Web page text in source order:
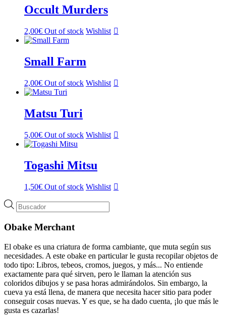
Occult Murders
2,00€ Out of stock Wishlist
Small Farm
2,00€ Out of stock Wishlist
Matsu Turi
5,00€ Out of stock Wishlist
Togashi Mitsu
1,50€ Out of stock Wishlist
Búsqueda
de
Obake Merchant
El obake es una criatura de forma cambiante, que muta según sus
necesidades. A este obake en particular le gusta recopilar objetos de
todo tipo: Libros, tebeos, cromos, juegos, y más... No entiende
exactamente para qué sirven, pero le llaman la atención sus
coloridos dibujos y se pasa horas admirándolos. Sin embargo, la
cueva ya está llena, de manera que necesita hacer sitio para poder
conseguir cosas nuevas. Y es que, se ha dado cuenta, ¡lo que más le
gusta es cazarlas!